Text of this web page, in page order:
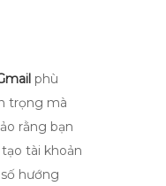
phù
trọng mà
rằng bạn
tài khoản
hướng